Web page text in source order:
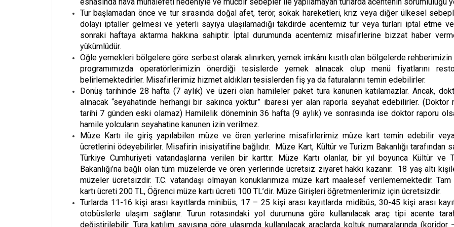
Tur başlamadan önce ve tur sırasında doğal afet, terör, sokak hareketleri, kriz veya diğer ülkesel
dolayı iptaller gelmesi ve yeterli sayıya ulaşılamadığı takdirde acentemiz tur veya turları iptal etme
sonraki haftaya aktarma hakkına sahiptir. İptal durumunda acentemiz misafirlerine bizzat haber
yükümlüdür.
Öğle yemekleri bölgelere göre serbest olarak alınırken, yemek imkânı kısıtlı olan bölgelerde
programımızda operatörlerimizin önerdiği tesislerde yemek alınacak olup menü fiyatlarını
belirlemektedirler. Misafirlerimiz hizmet aldıkları tesislerden fiş ya da faturalarını temin edebilirler.
Dönüş tarihinde 28 hafta (7 aylık) ve üzeri olan hamileler paket tura kanunen katılamazlar. Ancak,
alınacak “seyahatinde herhangi bir sakınca yoktur” ibaresi yer alan raporla seyahat edebilirler. (Doktor
tarihi 7 günden eski olamaz) Hamilelik döneminin 36 hafta (9 aylık) ve sonrasında ise doktor raporu
hamile yolcuların seyahatine kanunen izin verilmez.
Müze Kartı ile giriş yapılabilen müze ve ören yerlerine misafirlerimiz müze kart temin edebilir
ücretlerini ödeyebilirler. Misafirin inisiyatifine bağlıdır. Müze Kart, Kültür ve Turizm Bakanlığı tarafından
Türkiye Cumhuriyeti vatandaşlarına verilen bir karttır. Müze Kartı olanlar, bir yıl boyunca Kültür ve
Bakanlığı’na bağlı olan tüm müzelerde ve ören yerlerinde ücretsiz ziyaret hakkı kazanır. 18 yaş altı
müzeler ücretsizdir. T.C. vatandaşı olmayan konuklarımıza müze kart maalesef verilememektedir.
kartı ücreti 200 TL, Öğrenci müze kartı ücreti 100 TL’dir. Müze Girişleri öğretmenlerimiz için ücretsizdir.
Turlarda 11-16 kişi arası kayıtlarda minibüs, 17 – 25 kişi arası kayıtlarda midibüs, 30-45 kişi arası
otobüslerle ulaşım sağlanır. Turun rotasındaki yol durumuna göre kullanılacak araç tipi acente
değiştirilebilir. Tura katılım sayısına göre ulaşımda kullanılacak araçlarda koltuk numaralarında (koridor